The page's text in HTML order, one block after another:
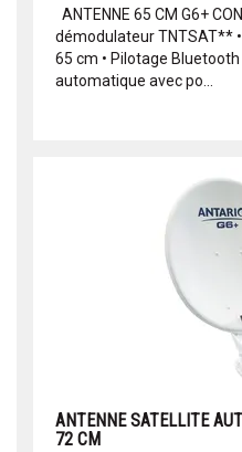
ANTENNE 65 CM G6+
démodulateur TNTSAT**
65 cm • Pilotage Bluetooth
automatique avec po...
ANTENNE SATELLITE
72 CM